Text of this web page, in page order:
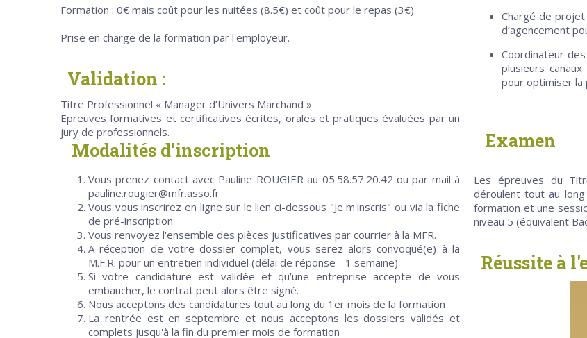
Formation : 0€ mais coût pour les nuitées (8.5€) et coût pour le repas (3€).
Prise en charge de la formation par l'employeur.
Validation :
Titre Professionnel « Manager d’Univers Marchand »
Epreuves formatives et certificatives écrites, orales et pratiques évaluées par un
jury de professionnels.
Modalités d'inscription
Vous prenez contact avec Pauline ROUGIER au 05.58.57.20.42 ou par mail à
pauline.rougier@mfr.asso.fr
Vous vous inscrirez en ligne sur le lien ci-dessous "Je m'inscris" ou via la fiche
de pré-inscription
Vous renvoyez l'ensemble des pièces justificatives par courrier à la MFR.
A réception de votre dossier complet, vous serez alors convoqué(e) à la
M.F.R. pour un entretien individuel (délai de réponse - 1 semaine)
Si votre candidature est validée et qu’une entreprise accepte de vous
embaucher, le contrat peut alors être signé.
Nous acceptons des candidatures tout au long du 1er mois de la formation
La rentrée est en septembre et nous acceptons les dossiers validés et
complets jusqu'à la fin du premier mois de formation
Chargé de
d’agencement
Coordinateur
plusieurs
pour optimiser la
Examen
Les épreuves du
déroulent tout au
formation et une
niveau 5 (équivalent
Réussite à